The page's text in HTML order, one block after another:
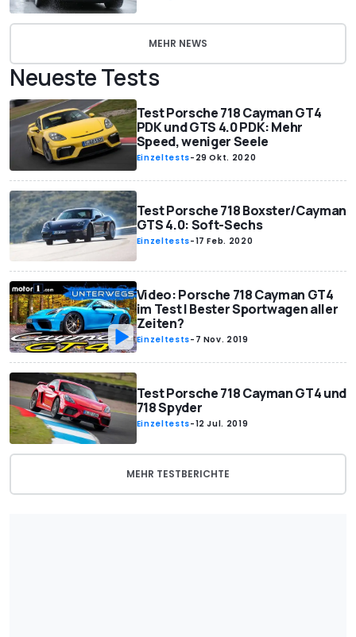
MEHR NEWS
Neueste Tests
Test Porsche 718 Cayman GT4
PDK und GTS 4.0 PDK: Mehr
Speed, weniger Seele
Einzeltests- 29 Okt. 2020
Test Porsche 718 Boxster/Cayman
GTS 4.0: Soft-Sechs
Einzeltests-17 Feb. 2020
Video: Porsche 718 Cayman GT4
im Test | Bester Sportwagen aller
Zeiten?
Einzeltests- 7 Nov. 2019
Test Porsche 718 Cayman GT4 und
718 Spyder
Einzeltests-12 Jul. 2019
MEHR TESTBERICHTE